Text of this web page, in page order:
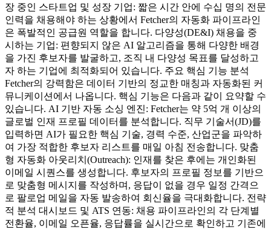
장 중인 스타트업 및 성장 기업: 짧은 시간 안에 수십 명의 전문
인력을 채용해야 하는 상황에서 Fetcher의 자동화 파이프라인
은 폭발적인 공급원 역할을 합니다. 다양성(DE&I) 채용을 중
시하는 기업: 편향되지 않은 AI 알고리즘을 통해 다양한 배경
을 가진 후보자를 발굴하고, 조직 내 다양성 목표를 달성하고
자 하는 기업에 최적화되어 있습니다. 주요 핵심 기능 분석
Fetcher의 강력함은 데이터 기반의 정교한 매칭과 자동화된 커
뮤니케이션에서 나옵니다. 핵심 기능은 다음과 같이 요약할 수
있습니다. AI 기반 자동 소싱 엔진: Fetcher는 약 5억 개 이상의
글로벌 인재 프로필 데이터를 분석합니다. 직무 기술서(JD)를
입력하면 AI가 필요한 핵심 기술, 경력 수준, 산업군을 파악하
여 가장 적합한 후보자 리스트를 매일 아침 전송합니다. 맞춤
형 자동화 아웃리치(Outreach): 인재를 찾은 후에는 개인화된
이메일 시퀀스를 생성합니다. 후보자의 프로필 정보를 기반으
로 맞춤형 메시지를 작성하며, 응답이 없을 경우 일정 간격으
로 팔로업 메일을 자동 발송하여 회신율을 극대화합니다. 전략
적 분석 대시보드 및 ATS 연동: 채용 파이프라인의 각 단계별
전환율, 이메일 오픈율, 응답률을 실시간으로 확인하고 기존에